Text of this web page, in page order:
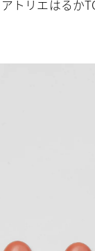
アトリエはるか